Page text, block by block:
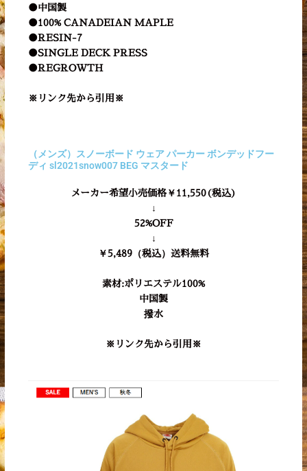
●中国製
●100% CANADEIAN MAPLE
●RESIN-7
●SINGLE DECK PRESS
●REGROWTH
※リンク先から引用※
（メンズ）スノーボード ウェア パーカー ボンデッドフー
ディ sl2021snow007 BEG マスタード
メーカー希望小売価格￥11,550(税込)
↓
52%OFF
↓
￥5,489（税込）送料無料
素材:ポリエステル100%
中国製
撥水
※リンク先から引用※